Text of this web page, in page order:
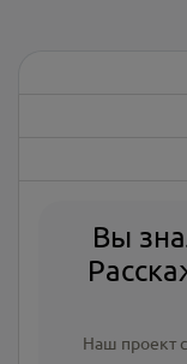
Вы
Наш проект